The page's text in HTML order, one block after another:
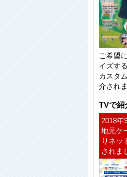
ご希望
イズす
カスタ
介され
TVで紹
2018
地元ケ
りネッ
されま